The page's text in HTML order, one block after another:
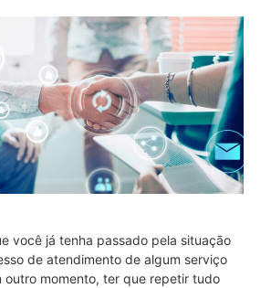
você já tenha passado pela situação
de atendimento de algum serviço
outro momento, ter que repetir tudo